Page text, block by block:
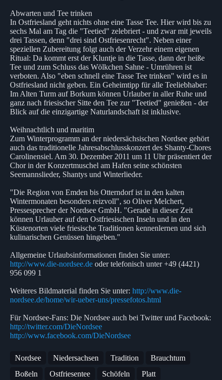
Abwarten und Tee trinken
In Ostfriesland geht nichts ohne eine Tasse Tee. Hier wird bis zu
sechs Mal am Tag die "Teetied" zelebriert - und zwar mit jeweils
drei Tassen, denn "drei sind Ostfriesenrecht". Neben einer
speziellen Zubereitung folgt auch der Verzehr einem eigenen
Ritual: Da kommt erst der Kluntje in die Tasse, dann der heiße
Tee und zum Schluss das Wölkchen Sahne - Umrühren ist
verboten. Also "eben schnell eine Tasse Tee trinken" wird es in
Ostfriesland nicht geben. Ein Geheimtipp für alle Teeliebhaber:
Im Alten Turm auf Borkum können Urlauber in aller Ruhe und
ganz nach friesischer Sitte den Tee zur "Teetied" genießen - der
Blick auf die einzigartige Naturlandschaft ist inklusive.
Weihnachtlich und maritim
Zum Winterprogramm an der niedersächsischen Nordsee gehört
auch das traditionelle Jahresabschlusskonzert des Shanty-Chores
Carolinensiel. Am 30. Dezember 2011 um 11 Uhr präsentiert der
Chor in der Konzertmuschel am Hafen seine schönsten
Seemannslieder, Shantys und Winterlieder.
"Die Region von Emden bis Otterndorf ist in den kalten
Wintermonaten besonders reizvoll", so Oliver Melchert,
Pressesprecher der Nordsee GmbH. "Gerade in dieser Zeit
können Urlauber auf den Ostfriesischen Inseln und in den
Küstenorten viele friesische Traditionen kennenlernen und sich
kulinarischen Genüssen hingeben."
Allgemeine Urlaubsinformationen finden Sie unter:
http://www.die-nordsee.de oder telefonisch unter +49 (4421)
956 099 1
Weiteres Bildmaterial finden Sie unter: http://www.die-
nordsee.de/home/wir-ueber-uns/pressefotos.html
Für Nordsee-Fans: Die Nordsee auch bei Twitter und Facebook:
http://twitter.com/DieNordsee
http://www.facebook.com/DieNordsee
Nordsee Niedersachsen Tradition
Brauchtum
Boßeln
Ostfriesentee Schöfeln Platt